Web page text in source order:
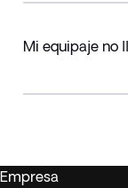
Mi equipaje no